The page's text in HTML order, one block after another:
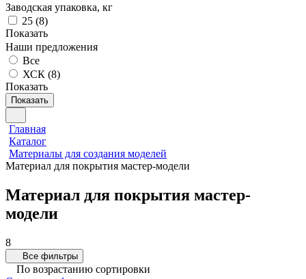
Заводская упаковка, кг
25 (8)
Показать
Наши предложения
Все
ХСК (8)
Показать
Показать
Главная
Каталог
Материалы для создания моделей
Материал для покрытия мастер-модели
Материал для покрытия мастер-
модели
8
Все фильтры
По возрастанию сортировки